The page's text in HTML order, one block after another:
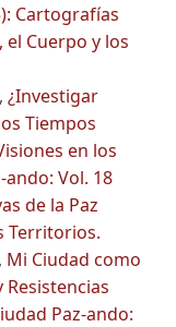
Cartografías
el Cuerpo y los
¿Investigar
Tiempos
en los
ando: Vol. 18
de la Paz
Territorios.
Mi Ciudad como
Paz-ando: